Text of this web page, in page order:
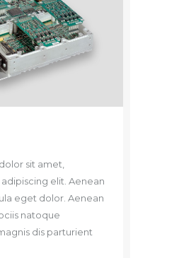
sit amet,
elit. Aenean
eget dolor. Aenean
natoque
dis parturient